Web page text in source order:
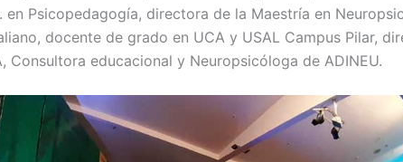
en Psicopedagogía, directora de la Maestría en
docente de grado en UCA y USAL Campus Pilar,
Consultora educacional y Neuropsicóloga de ADINEU.